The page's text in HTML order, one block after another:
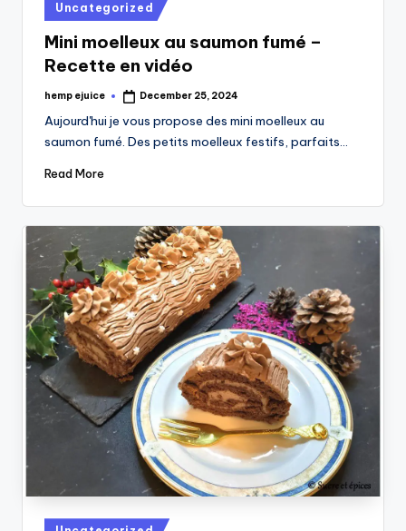
Posted
in
Uncategorized
Mini moelleux au saumon fumé –
Recette en vidéo
Posted
hemp ejuice December 25, 2024
Aujourd'hui je vous propose des mini moelleux au
saumon fumé. Des petits moelleux festifs, parfaits…
Read More
Posted